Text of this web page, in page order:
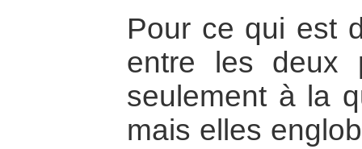
Pour ce qui est
entre les deux
seulement à la
mais elles